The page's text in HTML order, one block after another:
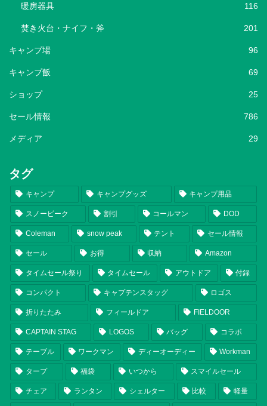
暖房器具 116
焚き火台・ナイフ・斧 201
キャンプ場 96
キャンプ飯 69
ショップ 25
セール情報 786
メディア 29
タグ
キャンプ キャンプグッズ キャンプ用品
スノーピーク 割引 コールマン DOD
Coleman snow peak テント セール情報
セール お得 収納 Amazon
タイムセール祭り タイムセール アウトドア 付録
コンパクト キャプテンスタッグ ロゴス
折りたたみ フィールドア FIELDOOR
CAPTAIN STAG LOGOS バッグ コラボ
テーブル ワークマン ディーオーディー Workman
タープ 福袋 いつから スマイルセール
チェア ランタン シェルター 比較 軽量